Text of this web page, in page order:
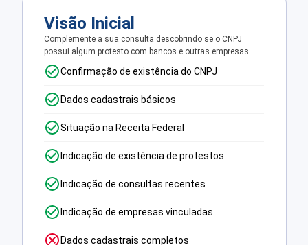
Visão Inicial
Complemente a sua consulta descobrindo se o CNPJ
possui algum protesto com bancos e outras empresas.
Confirmação de existência do CNPJ
Dados cadastrais básicos
Situação na Receita Federal
Indicação de existência de protestos
Indicação de consultas recentes
Indicação de empresas vinculadas
Dados cadastrais completos